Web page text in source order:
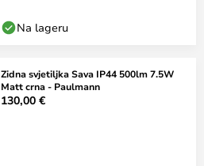
Na lageru
Zidna svjetiljka Sava IP44 500lm 7.5W
Matt crna - Paulmann
130,00 €